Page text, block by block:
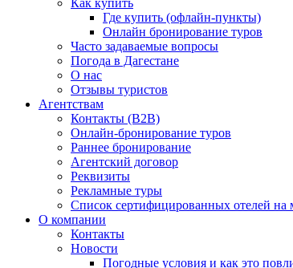
Как купить
Где купить (офлайн-пункты)
Онлайн бронирование туров
Часто задаваемые вопросы
Погода в Дагестане
О нас
Отзывы туристов
Агентствам
Контакты (B2B)
Онлайн-бронирование туров
Раннее бронирование
Агентский договор
Реквизиты
Рекламные туры
Список сертифицированных отелей на
О компании
Контакты
Новости
Погодные условия и как это